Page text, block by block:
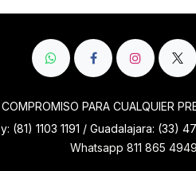
PARA CUALQUIER
(81) 1103 1191 / Guadalajara: (33)
Whatsapp 811 865 4949